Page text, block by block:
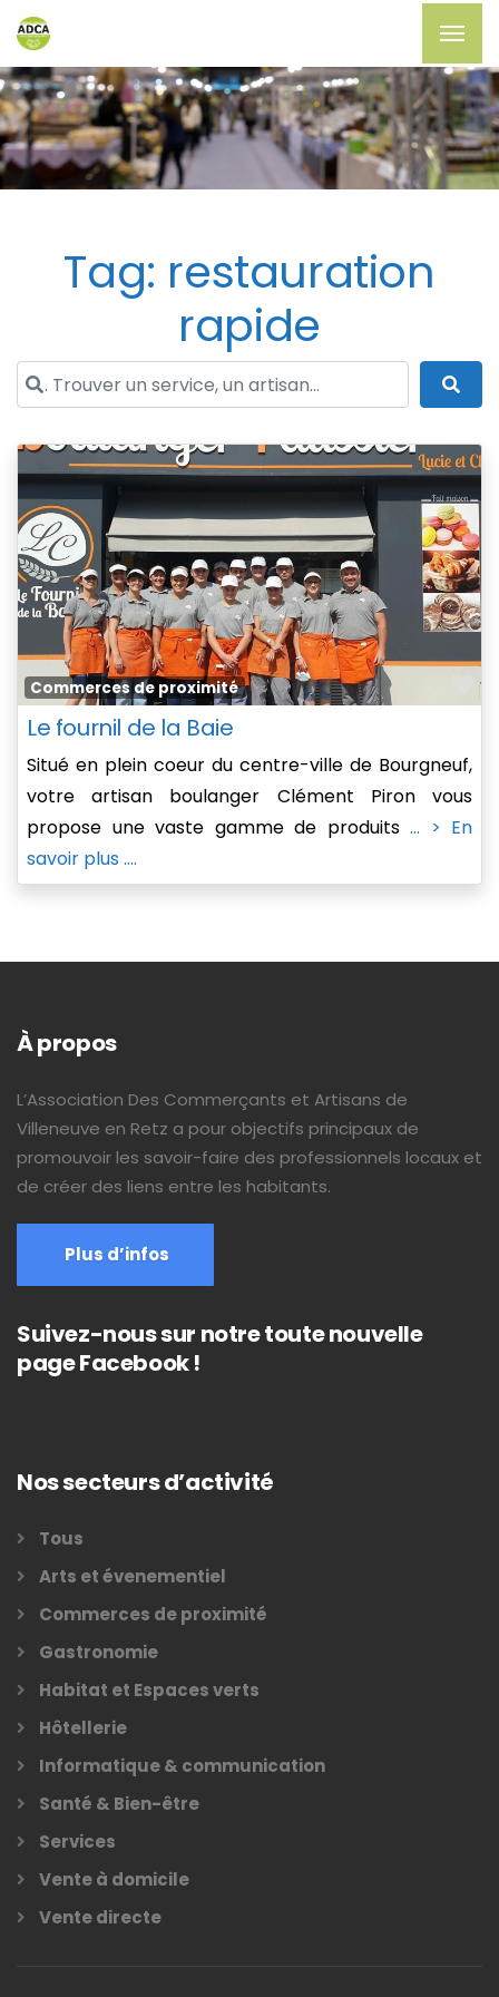
Tag: restauration
rapide
. Trouver un service, un artisan...
Commerces de proximité
Le fournil de la Baie
Situé en plein coeur du centre-ville de Bourgneuf,
votre artisan boulanger Clément Piron vous
propose une vaste gamme de produits ... > En
savoir plus ....
À propos
L’Association Des Commerçants et Artisans de
Villeneuve en Retz a pour objectifs principaux de
promouvoir les savoir-faire des professionnels locaux et
de créer des liens entre les habitants.
Plus d’infos
Suivez-nous sur notre toute nouvelle
page Facebook !
Nos secteurs d’activité
Tous
Arts et évenementiel
Commerces de proximité
Gastronomie
Habitat et Espaces verts
Hôtellerie
Informatique & communication
Santé & Bien-être
Services
Vente à domicile
Vente directe